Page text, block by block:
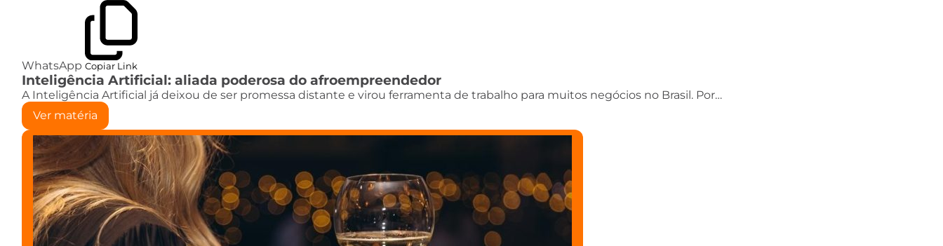
WhatsApp Copiar Link
Inteligência Artificial: aliada poderosa do afroempreendedor
A Inteligência Artificial já deixou de ser promessa distante e virou ferramenta de trabalho para muitos negócios no Brasil. Por…
Ver matéria